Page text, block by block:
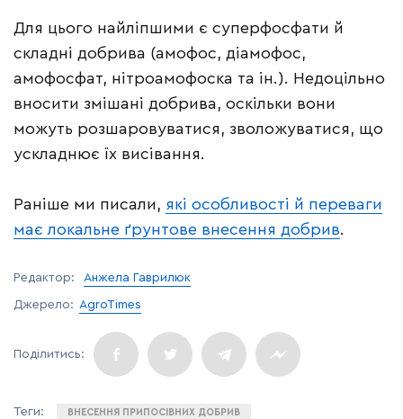
Для цього найліпшими є суперфосфати й
складні добрива (амофос, діамофос,
амофосфат, нітроамофоска та ін.). Недоцільно
вносити змішані добрива, оскільки вони
можуть розшаровуватися, зволожуватися, що
ускладнює їх висівання.
Раніше ми писали, які особливості й переваги
має локальне ґрунтове внесення добрив.
Редактор: Анжела Гаврилюк
Джерело: AgroTimes
ВНЕСЕННЯ ПРИПОСІВНИХ ДОБРИВ